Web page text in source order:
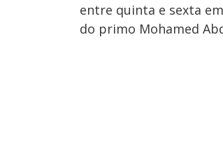
entre quinta e sexta
do primo Mohamed